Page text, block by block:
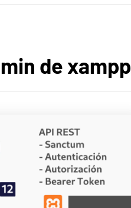
de xampp